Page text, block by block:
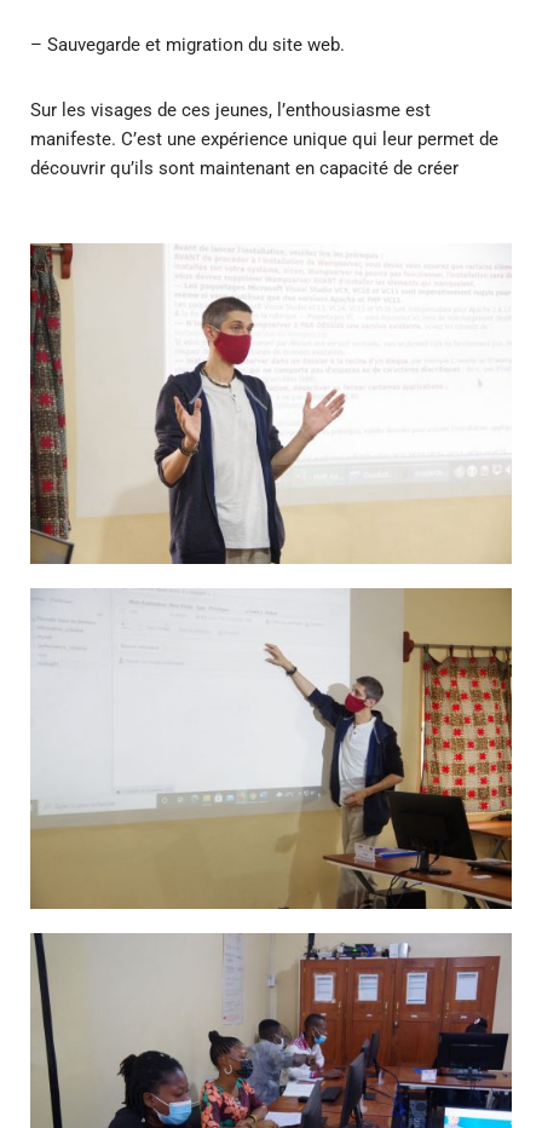
– Sauvegarde et migration du site web.
Sur les visages de ces jeunes, l’enthousiasme est
manifeste. C’est une expérience unique qui leur permet de
découvrir qu’ils sont maintenant en capacité de créer